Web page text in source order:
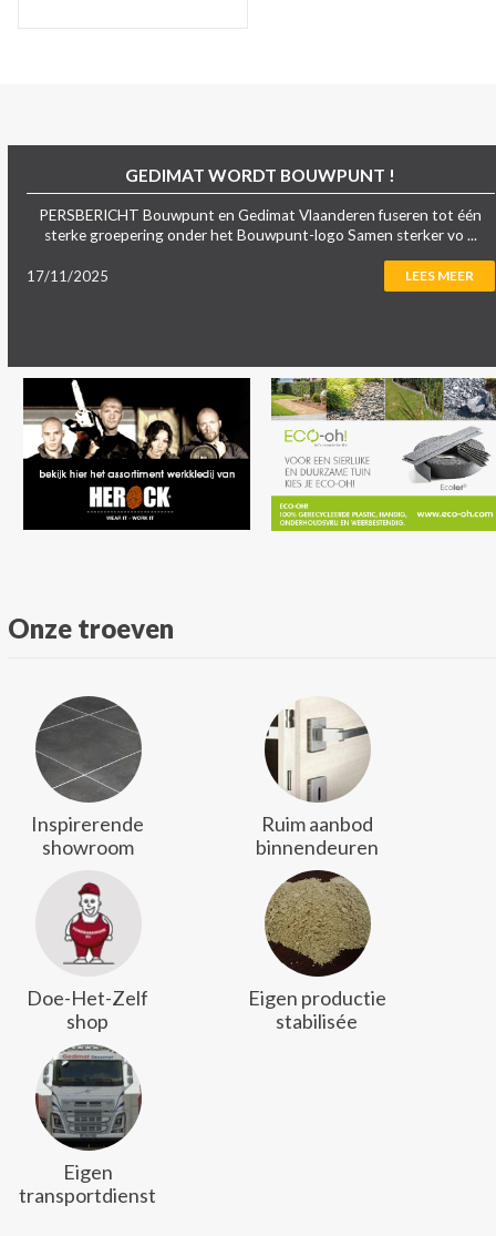
GEDIMAT WORDT BOUWPUNT !
PERSBERICHT Bouwpunt en Gedimat Vlaanderen fuseren tot één
sterke groepering onder het Bouwpunt-logo Samen sterker vo ...
17/11/2025 LEES MEER
Onze troeven
Inspirerende
showroom
Ruim aanbod
binnendeuren
Doe-Het-Zelf
shop
Eigen productie
stabilisée
Eigen
transportdienst